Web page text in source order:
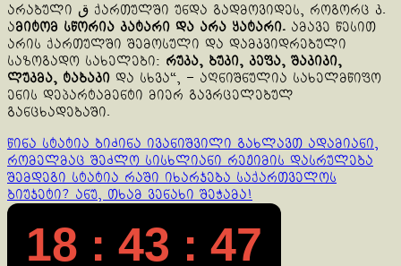
არაბული ق ქართულში უნდა გადმოვიდეს, როგორც კ.
ამიტომ სწორია კატარი და არა ყატარი. ამავე წესით
არის ქართულში შემოსული და დამკვიდრებული
საზოგადო სახელები: რუკა, ბუკი, კეფა, შაკიკი,
ლუკმა, ტაბაკი და სხვა“, – აღნიშნულია სახელმწიფო
ენის დეპარტამენტი მიერ გავრცელებულ
განცხადებაში.
Continue
Reading
წინა სტატია ბიძინა ივანიშვილი გახლავთ ადამიანი,
რომელმაც შეძლო სისხლიანი რეჟიმის დასრულება
შემდეგი სტატია რაში იხარჯება საქართველოს
ბიუჯეტი? ანუ, თხამ ვენახი შეჭამა!
18 : 43 : 47